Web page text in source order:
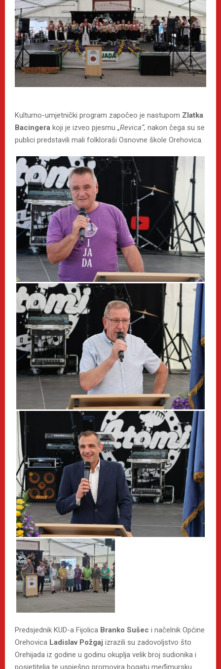
Kulturno-umjetnički program započeo je nastupom Zlatka
Bacingera koji je izveo pjesmu „Revica“, nakon čega su se
publici predstavili mali folkloraši Osnovne škole Orehovica.
Predsjednik KUD-a Fijolica Branko Sušec i načelnik Općine
Orehovica Ladislav Požgaj izrazili su zadovoljstvo što
Orehijada iz godine u godinu okuplja velik broj sudionika i
posjetitelja te uspješno promovira bogatu međimursku